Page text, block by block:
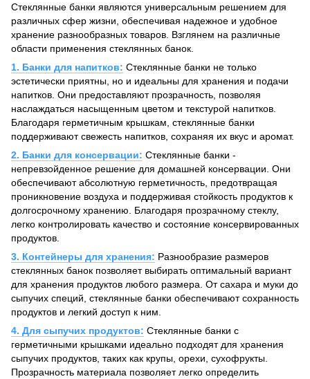
Стеклянные банки являются универсальным решением для
различных сфер жизни, обеспечивая надежное и удобное
хранение разнообразных товаров. Взглянем на различные
области применения стеклянных банок.
1. Банки для напитков: Стеклянные банки не только
эстетически приятны, но и идеальны для хранения и подачи
напитков. Они предоставляют прозрачность, позволяя
наслаждаться насыщенным цветом и текстурой напитков.
Благодаря герметичным крышкам, стеклянные банки
поддерживают свежесть напитков, сохраняя их вкус и аромат.
2. Банки для консервации: Стеклянные банки -
непревзойденное решение для домашней консервации. Они
обеспечивают абсолютную герметичность, предотвращая
проникновение воздуха и поддерживая стойкость продуктов к
долгосрочному хранению. Благодаря прозрачному стеклу,
легко контролировать качество и состояние консервированных
продуктов.
3. Контейнеры для хранения: Разнообразие размеров
стеклянных банок позволяет выбирать оптимальный вариант
для хранения продуктов любого размера. От сахара и муки до
сыпучих специй, стеклянные банки обеспечивают сохранность
продуктов и легкий доступ к ним.
4. Для сыпучих продуктов: Стеклянные банки с
герметичными крышками идеально подходят для хранения
сыпучих продуктов, таких как крупы, орехи, сухофрукты.
Прозрачность материала позволяет легко определить